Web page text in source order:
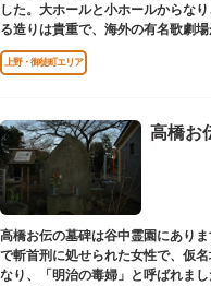
した。大ホールと小ホールからな
る造りは貴重で、海外の有名歌劇
多いホールです。
上野・御徒町エリア
高橋お
高橋お伝の墓碑は谷中霊園にあり
で斬首刑に処せられた女性で、仮
なり、「明治の毒婦」と呼ばれま